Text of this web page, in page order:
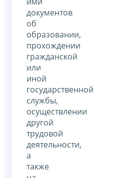
документов
об
образовании,
прохождении
гражданской
или
иной
государственной
службы,
осуществлении
другой
трудовой
деятельности,
а
также